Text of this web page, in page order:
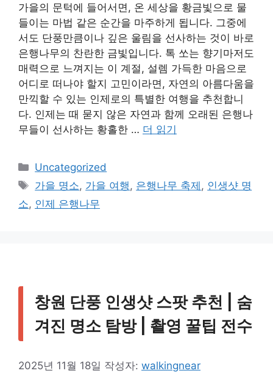
가을의 문턱에 들어서면, 온 세상을 황금빛으로 물
들이는 마법 같은 순간을 마주하게 됩니다. 그중에
서도 단풍만큼이나 깊은 울림을 선사하는 것이 바로
은행나무의 찬란한 금빛입니다. 톡 쏘는 향기마저도
매력으로 느껴지는 이 계절, 설렘 가득한 마음으로
어디로 떠나야 할지 고민이라면, 자연의 아름다움을
만끽할 수 있는 인제로의 특별한 여행을 추천합니
다. 인제는 때 묻지 않은 자연과 함께 오래된 은행나
무들이 선사하는 황홀한 … 더 읽기
카
테
고
리
Uncategorized
태
그
가을 명소, 가을 여행 , 은행나무 축제 , 인생샷 명
소, 인제 은행나무
창원 단풍 인생샷 스팟 추천 | 숨
겨진 명소 탐방 | 촬영 꿀팁 전수
2025년 11월 18일 작성자: walkingnear